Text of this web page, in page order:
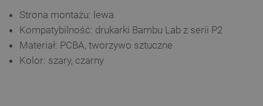
Strona montażu: lewa
Kompatybilność: drukarki Bambu Lab z serii P2
Materiał: PCBA, tworzywo sztuczne
Kolor: szary, czarny